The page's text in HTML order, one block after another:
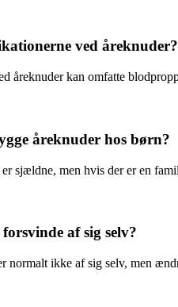
ved åreknuder?
åreknuder kan omfatte
åreknuder hos børn?
sjældne, men hvis der er en
af sig selv?
normalt ikke af sig selv, men